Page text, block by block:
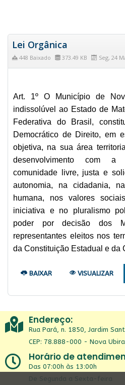
Lei Orgânica
448 Baixado 373.49 KB Seg, 24
Art. 1º O Município de
indissolúvel ao Estado de
Federativa do Brasil,
Democrático de Direito, em
objetiva, na sua área
desenvolvimento com
comunidade livre, justa e
autonomia, na cidadania,
humana, nos valores
iniciativa e no pluralismo
poder por decisão dos
representantes eleitos nos
da Constituição Estadual e da
BAIXAR VISUALIZAR
Endereço:
Rua Pará, n. 1850, Jardim
CEP: 78.888-000 - Nova
Horário de
Das 07:00h às 13:00h
De Segunda a Sexta-feira